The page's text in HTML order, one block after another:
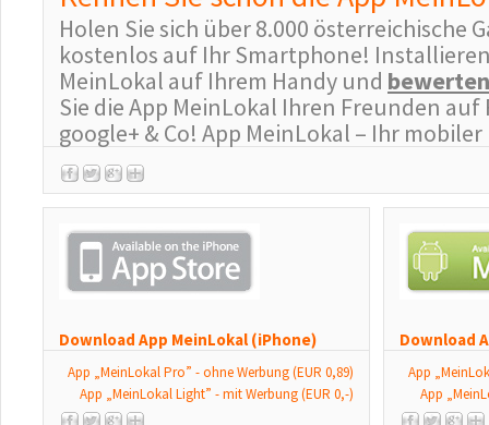
Holen Sie sich über 8.000 österreichische
kostenlos auf Ihr Smartphone! Installieren
MeinLokal auf Ihrem Handy und bewerten
Sie die App MeinLokal Ihren Freunden
google+ & Co! App MeinLokal – Ihr
Download App MeinLokal (iPhone)
App „MeinLokal Pro” - ohne Werbung (EUR 0,89)
App „MeinLokal Light” - mit Werbung (EUR 0,-)
Download
App
App